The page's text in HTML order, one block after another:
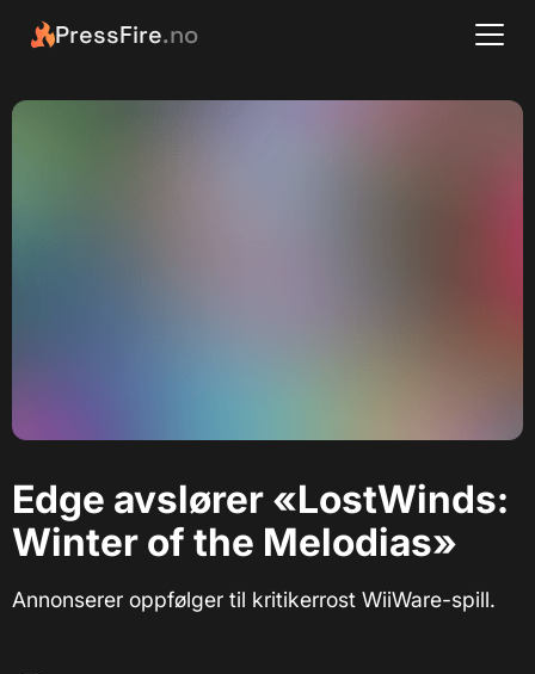
PressFire.no
Edge avslører «LostWinds:
Winter of the Melodias»
Annonserer oppfølger til kritikerrost WiiWare-spill.